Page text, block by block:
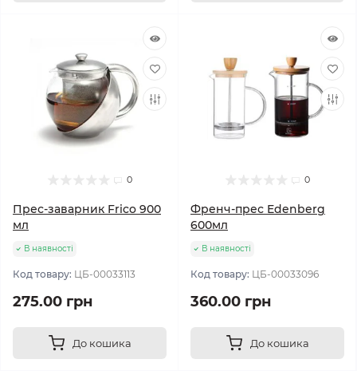
0
Прес-заварник Frico 900
мл
В наявності
Код товару: ЦБ-00033113
275.00 грн
До кошика
0
Френч-прес Edenberg
600мл
В наявності
Код товару: ЦБ-00033096
360.00 грн
До кошика